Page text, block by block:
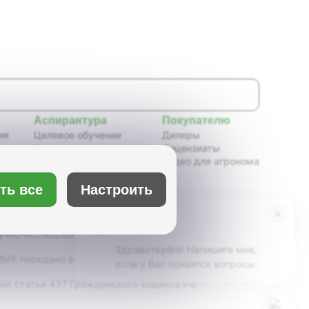
Здравствуйте! Напишите мне,
Аспирантура
Целевое обучение
Новости аспирантуры
Портфолио аспирантов
Расписание
Учебно-методическое
обеспечение
Покупателю
Дилеры
Лицензиаты
Видео для агронома
исследовательский институт масличных
все Настроить